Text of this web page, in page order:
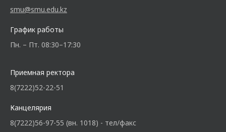
smu@smu.edu.kz
График работы
Пн. – Пт. 08:30–17:30
Приемная ректора
8(7222)52-22-51
Канцелярия
8(7222)56-97-55 (вн. 1018) - тел/факс